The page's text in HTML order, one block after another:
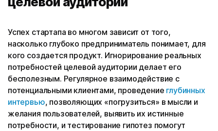
Успех стартапа во многом зависит от того,
насколько глубоко предприниматель понимает, для
кого создается продукт. Игнорирование реальных
потребностей целевой аудитории делает его
бесполезным. Регулярное взаимодействие с
потенциальными клиентами, проведение глубинных
интервью, позволяющих «погрузиться» в мысли и
желания пользователей, выявить их истинные
потребности, и тестирование гипотез помогут